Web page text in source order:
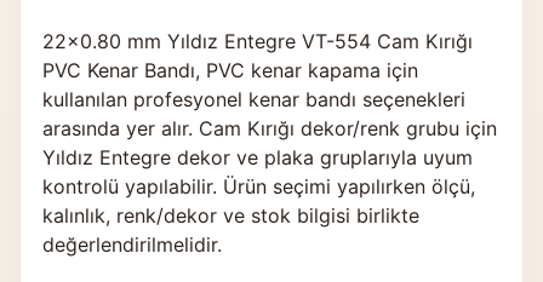
22×0.80 mm Yıldız Entegre VT-554 Cam Kırığı
PVC Kenar Bandı, PVC kenar kapama için
kullanılan profesyonel kenar bandı seçenekleri
arasında yer alır. Cam Kırığı dekor/renk grubu için
Yıldız Entegre dekor ve plaka gruplarıyla uyum
kontrolü yapılabilir. Ürün seçimi yapılırken ölçü,
kalınlık, renk/dekor ve stok bilgisi birlikte
değerlendirilmelidir.